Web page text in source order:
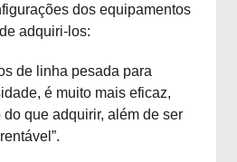
dos equipamentos
adquiri-los:
de linha pesada para
é muito mais eficaz,
que adquirir, além de ser